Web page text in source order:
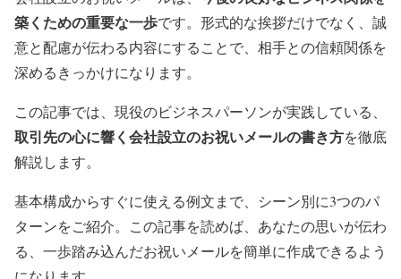
築くための重要な一歩です。形式的な挨拶だけでなく、誠
意と配慮が伝わる内容にすることで、相手との信頼関係を
深めるきっかけになります。
この記事では、現役のビジネスパーソンが実践している、
取引先の心に響く会社設立のお祝いメールの書き方を徹底
解説します。
基本構成からすぐに使える例文まで、シーン別に3つのパ
ターンをご紹介。この記事を読めば、あなたの思いが伝わ
る、一歩踏み込んだお祝いメールを簡単に作成できるよう